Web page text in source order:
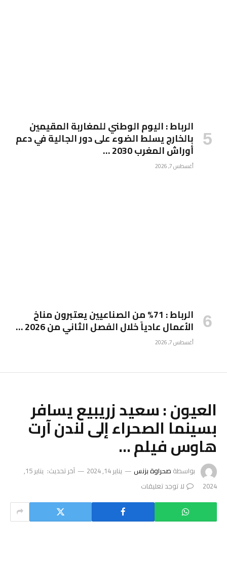
الرباط : اليوم الوطني للمغاربة المقيمين
بالخارج يسلط الضوء على دور الجالية في دعم
أوراش المغرب 2030 …
أغسطس 7, 2026
الرباط : 71% من الصناعيين يعتبرون مناخ
الأعمال عادياً خلال الفصل الثاني من 2026 …
أغسطس 7, 2026
العيون : سعيد زريبيع يسافر
بسينما الصحراء إلى لندن آرت
هاوس فيلم …
بواسطة صحراوة بزنس يناير 14, 2024 آخر تحديث:
يناير 15,
2024
لا توجد تعليقات